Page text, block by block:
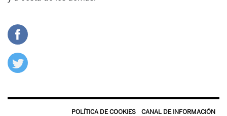
POLÍTICA DE COOKIES
CANAL DE INFORMACIÓN